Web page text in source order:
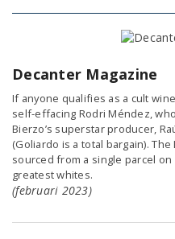
Decanter Magazine
If anyone qualifies as a cult
self-effacing Rodri Méndez,
Bierzo’s superstar producer,
(Goliardo is a total bargain).
sourced from a single parcel on
greatest whites.
(februari 2023)